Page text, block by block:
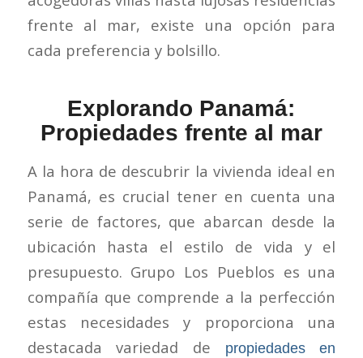
frente al mar, existe una opción para
cada preferencia y bolsillo.
Explorando Panamá:
Propiedades frente al mar
A la hora de descubrir la vivienda ideal en
Panamá, es crucial tener en cuenta una
serie de factores, que abarcan desde la
ubicación hasta el estilo de vida y el
presupuesto. Grupo Los Pueblos es una
compañía que comprende a la perfección
estas necesidades y proporciona una
destacada variedad de
propiedades en